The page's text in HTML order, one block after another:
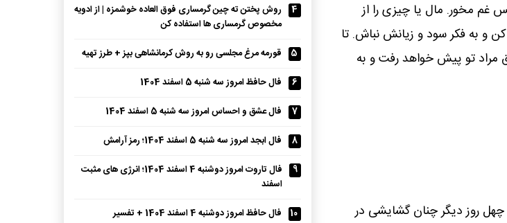
مخور. مال یا چیزی را از
و به فکر سود و زیانش نباش. تا
مراد تو پیش خواهد رفت و به
روز دیگر چنان گشایشی در
4
روش پختن ته چین گرمساری فوق العاده خوشمزه | از ادویه
مخصوص گرمساری ها استفاده کن
5
قورمه مرغ مجلسی رو به روش کرمانشاهی بپز + طرز تهیه
6
فال حافظ امروز سه شنبه 5 اسفند 1404
7
فال عشق و احساس امروز سه شنبه 5 اسفند 1404
8
فال ابجد امروز سه شنبه 5 اسفند 1404؛ رمز آرامش
9
فال تاروت امروز دوشنبه 4 اسفند 1404؛ انرژی های مثبت
اسفند
10
فال حافظ امروز دوشنبه 4 اسفند 1404 + تفسیر